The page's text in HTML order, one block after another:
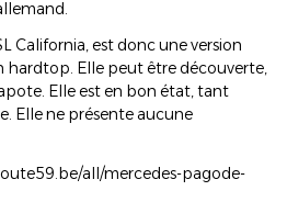
California, est donc une version
hardtop. Elle peut être découverte,
Elle est en bon état, tant
Elle ne présente aucune
all/mercedes-pagode-